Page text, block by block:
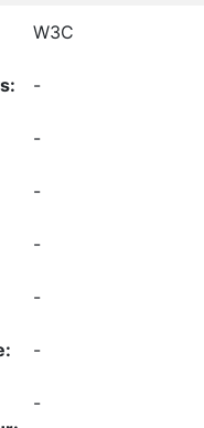
W3C
-
-
-
-
-
-
-